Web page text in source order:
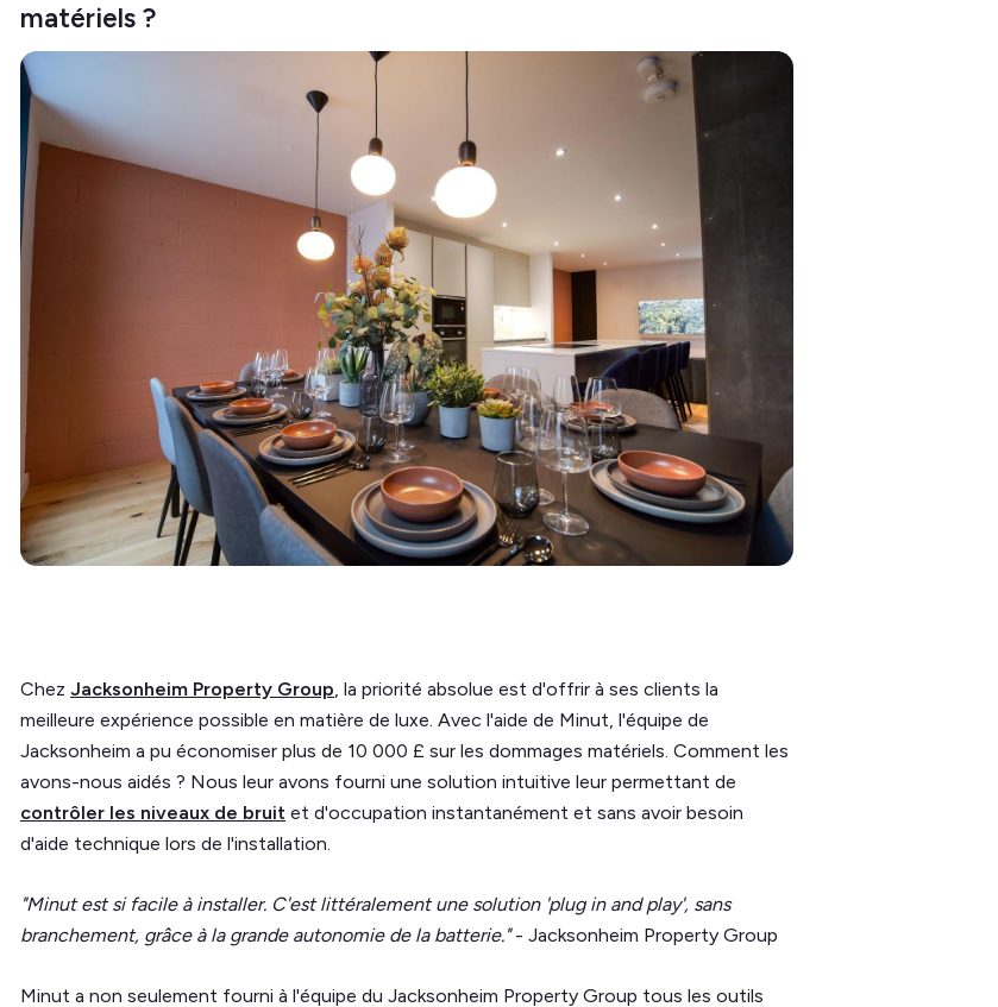
matériels ?
Chez Jacksonheim Property Group, la priorité absolue est d'offrir à ses clients la
meilleure expérience possible en matière de luxe. Avec l'aide de Minut, l'équipe de
Jacksonheim a pu économiser plus de 10 000 £ sur les dommages matériels. Comment les
avons-nous aidés ? Nous leur avons fourni une solution intuitive leur permettant de
contrôler les niveaux de bruit et d'occupation instantanément et sans avoir besoin
d'aide technique lors de l'installation.
"Minut est si facile à installer. C'est littéralement une solution 'plug in and play', sans
branchement, grâce à la grande autonomie de la batterie."- Jacksonheim Property Group
Minut a non seulement fourni à l'équipe du Jacksonheim Property Group tous les outils